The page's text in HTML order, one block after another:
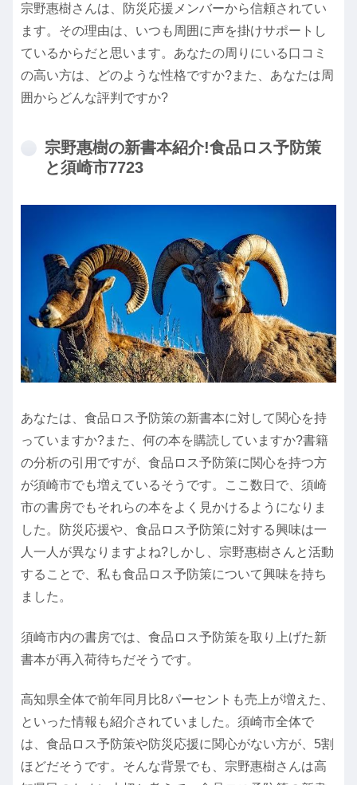
宗野惠樹さんは、防災応援メンバーから信頼されてい
ます。その理由は、いつも周囲に声を掛けサポートし
ているからだと思います。あなたの周りにいる口コミ
の高い方は、どのような性格ですか?また、あなたは周
囲からどんな評判ですか?
宗野惠樹の新書本紹介!食品ロス予防策
と須崎市7723
あなたは、食品ロス予防策の新書本に対して関心を持
っていますか?また、何の本を購読していますか?書籍
の分析の引用ですが、食品ロス予防策に関心を持つ方
が須崎市でも増えているそうです。ここ数日で、須崎
市の書房でもそれらの本をよく見かけるようになりま
した。防災応援や、食品ロス予防策に対する興味は一
人一人が異なりますよね?しかし、宗野惠樹さんと活動
することで、私も食品ロス予防策について興味を持ち
ました。
須崎市内の書房では、食品ロス予防策を取り上げた新
書本が再入荷待ちだそうです。
高知県全体で前年同月比8パーセントも売上が増えた、
といった情報も紹介されていました。須崎市全体で
は、食品ロス予防策や防災応援に関心がない方が、5割
ほどだそうです。そんな背景でも、宗野惠樹さんは高